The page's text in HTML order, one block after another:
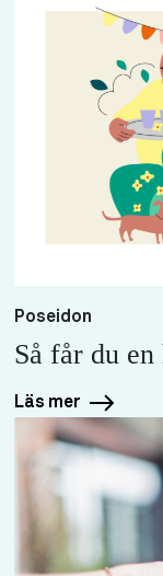
Poseidon
Så får du
Läs mer